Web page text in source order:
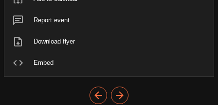
Report event
Download flyer
Embed